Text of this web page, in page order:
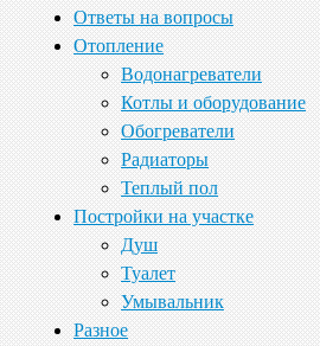
Ответы на вопросы
Отопление
Водонагреватели
Котлы и оборудование
Обогреватели
Радиаторы
Теплый пол
Постройки на участке
Душ
Туалет
Умывальник
Разное